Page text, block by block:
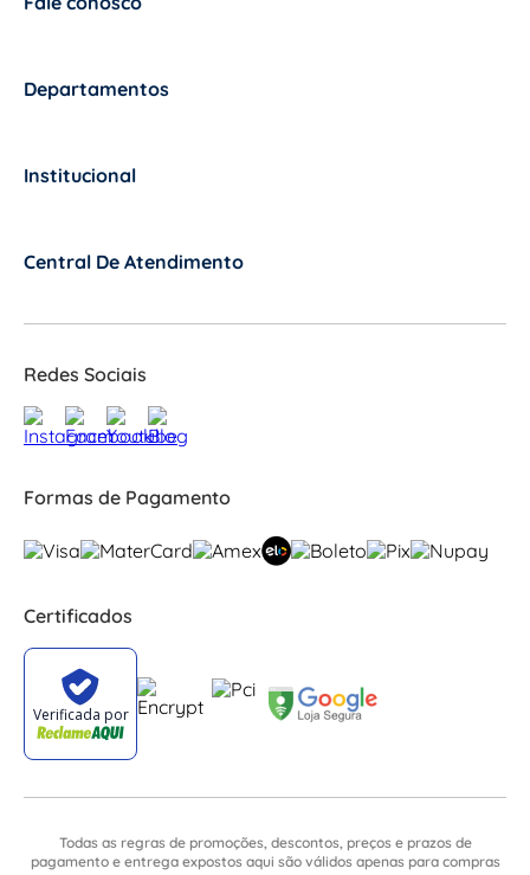
Departamentos
Institucional
Central De Atendimento
Redes Sociais
Formas de Pagamento
Certificados
Todas as regras de promoções, descontos, preços e prazos de
pagamento e entrega expostos aqui são válidos apenas para compras